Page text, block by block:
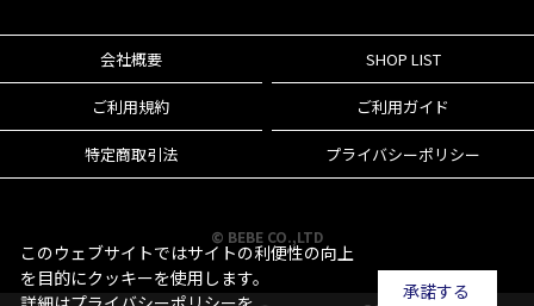
会社概要 SHOP LIST
ご利用規約 ご利用ガイド
特定商取引法 プライバシーポリシー
© BEBE CO.,LTD
このウェブサイトではサイトの利便性の向上
を目的にクッキーを使用します。
承諾する